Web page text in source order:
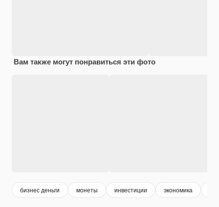
Вам также могут понравиться эти фото
бизнес деньги монеты инвестиции экономика